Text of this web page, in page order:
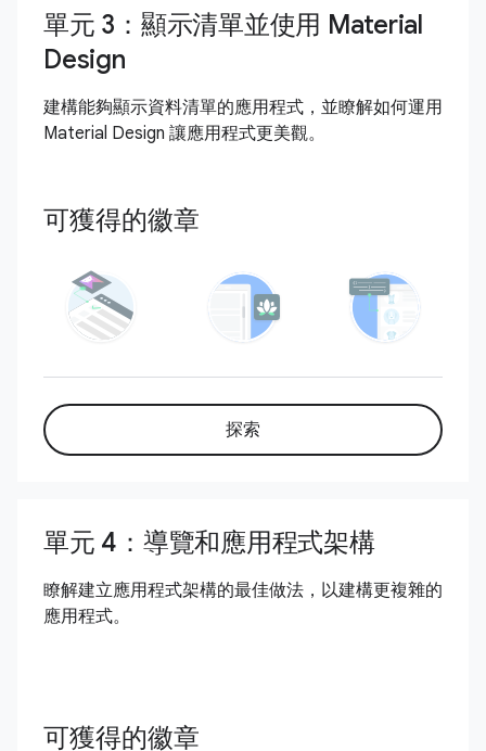
單元 3：顯示清單並使用 Material
Design
建構能夠顯示資料清單的應用程式，並瞭解如何運用
Material Design 讓應用程式更美觀。
可獲得的徽章
探索
單元 4：導覽和應用程式架構
瞭解建立應用程式架構的最佳做法，以建構更複雜的
應用程式。
可獲得的徽章